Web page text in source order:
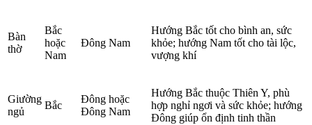
Bàn
thờ
Bắc
hoặc
Nam
Đông Nam
Hướng Bắc tốt cho bình an, sức
khỏe; hướng Nam tốt cho tài lộc,
vượng khí
Giường
ngủ
Bắc
Đông hoặc
Đông Nam
Hướng Bắc thuộc Thiên Y, phù
hợp nghỉ ngơi và sức khỏe; hướng
Đông giúp ổn định tinh thần